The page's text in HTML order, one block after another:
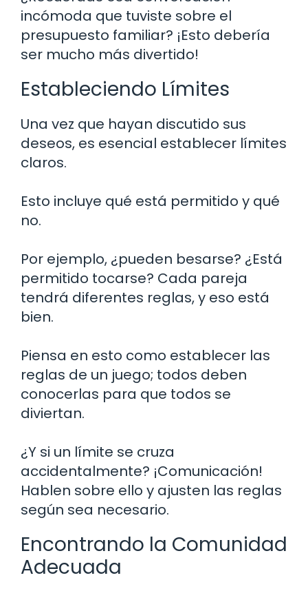
incómoda que tuviste sobre el
presupuesto familiar? ¡Esto debería
ser mucho más divertido!
Estableciendo Límites
Una vez que hayan discutido sus
deseos, es esencial establecer límites
claros.
Esto incluye qué está permitido y qué
no.
Por ejemplo, ¿pueden besarse? ¿Está
permitido tocarse? Cada pareja
tendrá diferentes reglas, y eso está
bien.
Piensa en esto como establecer las
reglas de un juego; todos deben
conocerlas para que todos se
diviertan.
¿Y si un límite se cruza
accidentalmente? ¡Comunicación!
Hablen sobre ello y ajusten las reglas
según sea necesario.
Encontrando la Comunidad
Adecuada